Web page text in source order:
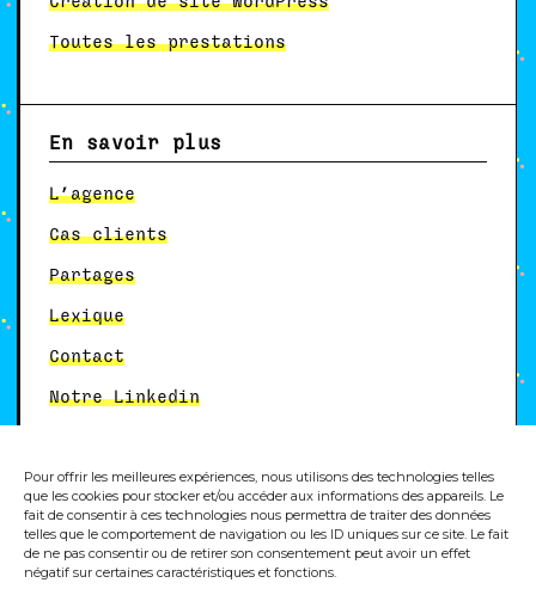
Pour offrir les meilleures expériences, nous utilisons des technologies telles
que les cookies pour stocker et/ou accéder aux informations des appareils. Le
fait de consentir à ces technologies nous permettra de traiter des données
telles que le comportement de navigation ou les ID uniques sur ce site. Le fait
de ne pas consentir ou de retirer son consentement peut avoir un effet
négatif sur certaines caractéristiques et fonctions.
Toutes les prestations
En savoir plus
L’agence
Cas clients
Partages
Lexique
Contact
Notre Linkedin
Autres services
Formation analytics